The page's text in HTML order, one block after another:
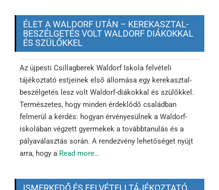
ÉLET A WALDORF UTÁN – KEREKASZTAL-
BESZÉLGETÉS VOLT WALDORF DIÁKOKKAL
ÉS SZÜLŐKKEL
Az újpesti Csillagberek Waldorf Iskola felvételi
tájékoztató estjeinek első állomása egy kerekasztal-
beszélgetés lesz volt Waldorf-diákokkal és szülőkkel.
Természetes, hogy minden érdeklődő családban
felmerül a kérdés: hogyan érvényesülnek a Waldorf-
iskolában végzett gyermekek a továbbtanulás és a
pályaválasztás során. A rendezvény lehetőséget nyújt
arra, hogy a Read more…
ISMERKEDŐ ÉS FELVÉTELI TÁJÉKOZTATÓ